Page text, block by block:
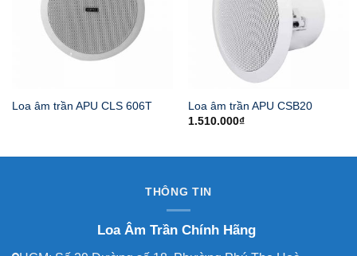
Loa âm trần APU CLS 606T
Loa âm trần APU CSB20
1.510.000₫
THÔNG TIN
Loa Âm Trần Chính Hãng